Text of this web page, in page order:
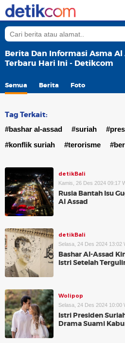
Berita Dan Informasi Asma Al
Terbaru Hari Ini - Detikcom
Semua Berita Foto
Tag Terkait:
#bashar al-assad #suriah
#konflik suriah
#terorisme
detikBali
Kamis, 26 Des 2024 09:17
Rusia Bantah Isu
Al Assad
detikBali
Selasa, 24 Des 2024 13:02
Bashar Al-Assad
Istri Setelah
Wolipop
Selasa, 24 Des 2024 10:00
Istri Presiden
Drama Suami